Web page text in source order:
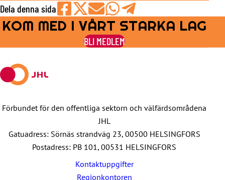
Dela denna sida
Share
on
Facebook
Share
on
Share
by
E-
Share
on
WhatsApp
Share
on
Telegram
KOM MED I VÅRT STARKA LAG
BLI MEDLEM
Förbundet för den offentliga sektorn och välfärdsområdena
JHL
Gatuadress: Sörnäs strandväg 23, 00500 HELSINGFORS
Postadress: PB 101, 00531 HELSINGFORS
Kontaktuppgifter
Regionkontoren